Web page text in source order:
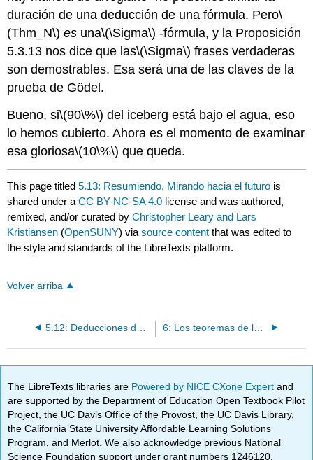
duración de una deducción de una fórmula. Pero\
(Thm_N\) es una\(\Sigma\) -fórmula, y la Proposición
5.3.13 nos dice que las\(\Sigma\) frases verdaderas
son demostrables. Esa será una de las claves de la
prueba de Gödel.
Bueno, si\(90\%\) del iceberg está bajo el agua, eso
lo hemos cubierto. Ahora es el momento de examinar
esa gloriosa\(10\%\) que queda.
This page titled5.13: Resumiendo, Mirando hacia el futuro is
shared under aCC BY-NC-SA 4.0 license and was authored,
remixed, and/or curated byChristopher Leary and Lars
Kristiansen (OpenSUNY) viasource content that was edited to
the style and standards of the LibreTexts platform.
Volver arriba
6: Los teoremas de la incompletitud
The LibreTexts libraries are Powered by NICE CXone Expertand
are supported by the Department of Education Open Textbook Pilot
Project, the UC Davis Office of the Provost, the UC Davis Library,
the California State University Affordable Learning Solutions
Program, and Merlot. We also acknowledge previous National
Science Foundation support under grant numbers 1246120,